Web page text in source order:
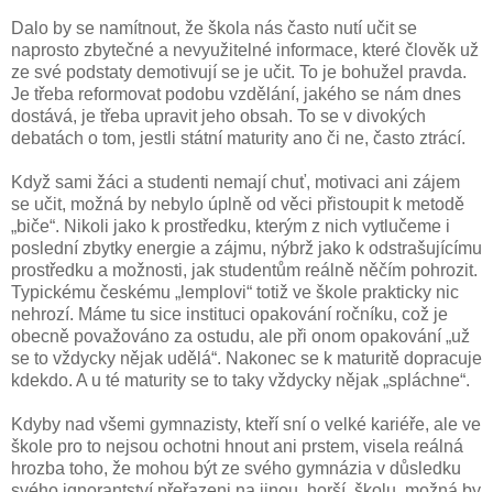
Dalo by se namítnout, že škola nás často nutí učit se
naprosto zbytečné a nevyužitelné informace, které člověk už
ze své podstaty demotivují se je učit. To je bohužel pravda.
Je třeba reformovat podobu vzdělání, jakého se nám dnes
dostává, je třeba upravit jeho obsah. To se v divokých
debatách o tom, jestli státní maturity ano či ne, často ztrácí.
Když sami žáci a studenti nemají chuť, motivaci ani zájem
se učit, možná by nebylo úplně od věci přistoupit k metodě
„biče“. Nikoli jako k prostředku, kterým z nich vytlučeme i
poslední zbytky energie a zájmu, nýbrž jako k odstrašujícímu
prostředku a možnosti, jak studentům reálně něčím pohrozit.
Typickému českému „lemplovi“ totiž ve škole prakticky nic
nehrozí. Máme tu sice instituci opakování ročníku, což je
obecně považováno za ostudu, ale při onom opakování „už
se to vždycky nějak udělá“. Nakonec se k maturitě dopracuje
kdekdo. A u té maturity se to taky vždycky nějak „spláchne“.
Kdyby nad všemi gymnazisty, kteří sní o velké kariéře, ale ve
škole pro to nejsou ochotni hnout ani prstem, visela reálná
hrozba toho, že mohou být ze svého gymnázia v důsledku